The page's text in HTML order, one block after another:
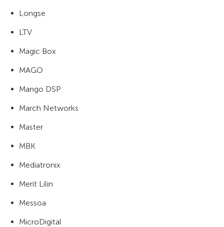
Longse
LTV
Magic Box
MAGO
Mango DSP
March Networks
Master
MBK
Mediatronix
Merit Lilin
Messoa
MicroDigital